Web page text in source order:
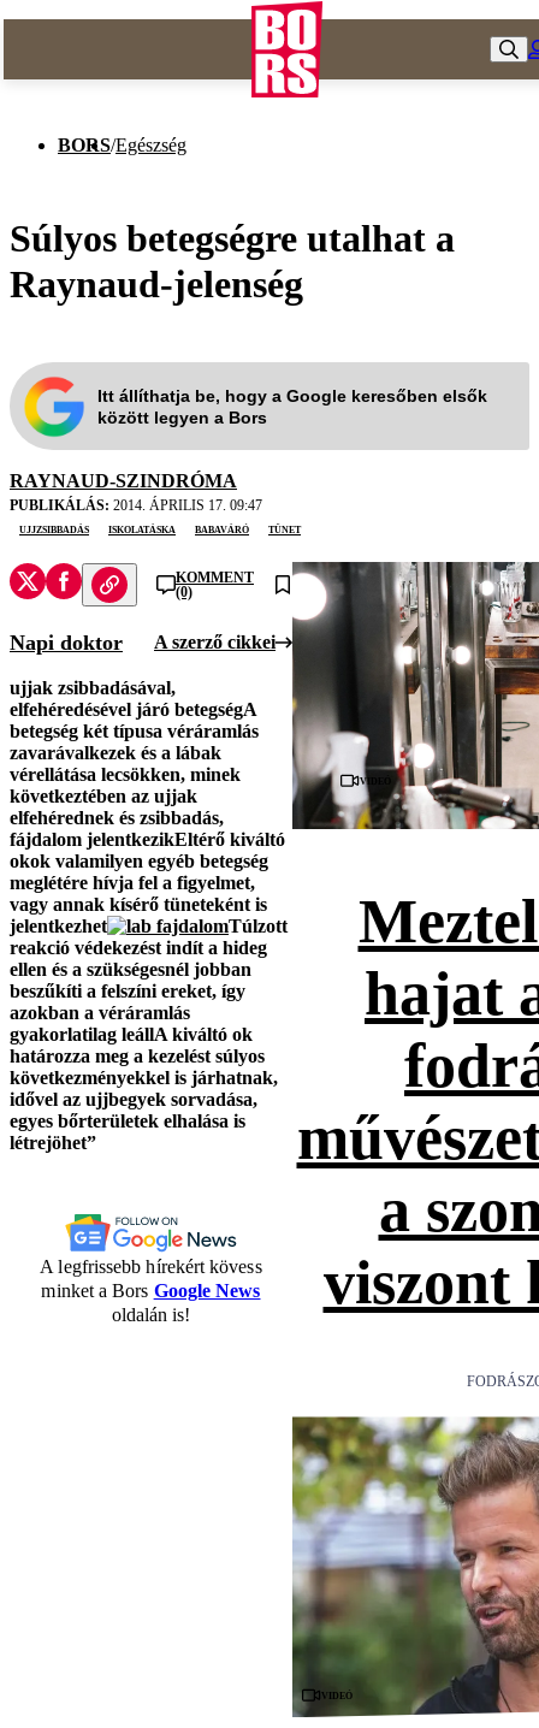
BORS/Egészség
Súlyos betegségre utalhat a
Raynaud-jelenség
Itt állíthatja be, hogy a Google keresőben elsők
között legyen a Bors
RAYNAUD-SZINDRÓMA
PUBLIKÁLÁS: 2014. ÁPRILIS 17. 09:47
ujjzsibbadás
Iskolatáska babaváró tünet
KOMMENT
(0)
Napi doktor A szerző cikkei
ujjak zsibbadásával,
elfehéredésével járó betegségA
betegség két típusa véráramlás
zavarávalkezek és a lábak
vérellátása lecsökken, minek
következtében az ujjak
elfehérednek és zsibbadás,
fájdalom jelentkezikEltérő kiváltó
okok valamilyen egyéb betegség
meglétére hívja fel a figyelmet,
vagy annak kísérő tüneteként is
jelentkezhet
Túlzott
reakció védekezést indít a hideg
ellen és a szükségesnél jobban
beszűkíti a felszíni ereket, így
azokban a véráramlás
gyakorlatilag leállA kiváltó ok
határozza meg a kezelést súlyos
következményekkel is járhatnak,
idővel az ujjbegyek sorvadása,
egyes bőrterületek elhalása is
létrejöhet”
A legfrissebb hírekért kövess
minket a Bors Google News
oldalán is!
Videó
hajat
a
viszont
Videó